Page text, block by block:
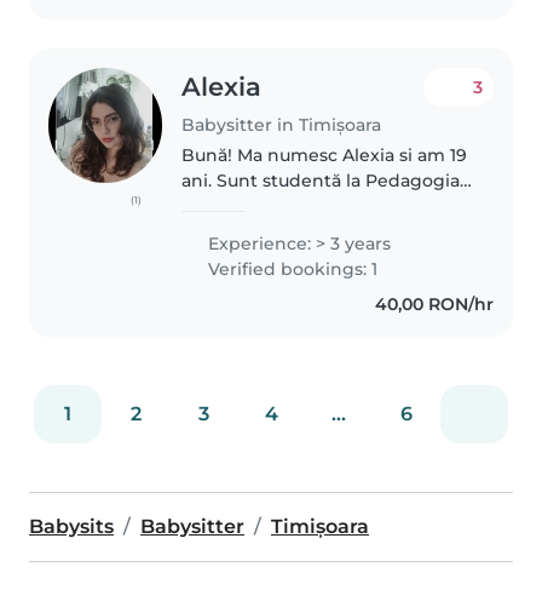
(1)
Alexia
Babysitter in Timișoara
3
Bună! Ma numesc Alexia si am 19
ani. Sunt studentă la Pedagogia
preșcolar, si doresc sa continui ca
educatoare. Sunt o persoană
foarte răbdătoare, empatică..
Experience: > 3 years
Verified bookings: 1
40,00 RON/hr
1 2 3 4 ... 6
Babysits Babysitter Timișoara